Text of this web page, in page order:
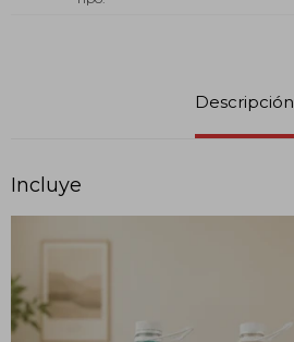
Descripción
Incluye
Alcohol iodado 2% 100 mL
Gasa estéril 40 trozos x 6 un.